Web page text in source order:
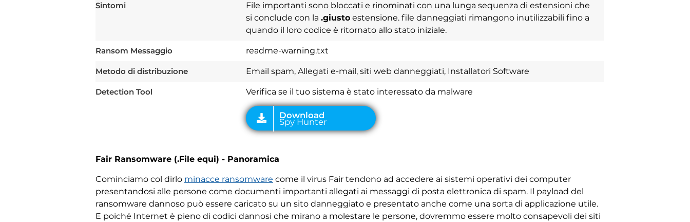
Sintomi
File importanti sono bloccati e rinominati con una lunga sequenza di estensioni che
si conclude con la .giusto estensione. file danneggiati rimangono inutilizzabili fino a
quando il loro codice è ritornato allo stato iniziale.
Ransom Messaggio readme-warning.txt
Metodo di distribuzione Email spam, Allegati e-mail, siti web danneggiati, Installatori Software
Detection Tool Verifica se il tuo sistema è stato interessato da malware
Download
Spy Hunter
Fair Ransomware (.File equi) - Panoramica
Cominciamo col dirlo minacce ransomware come il virus Fair tendono ad accedere ai sistemi operativi dei computer
presentandosi alle persone come documenti importanti allegati ai messaggi di posta elettronica di spam. Il payload del
ransomware dannoso può essere caricato su un sito danneggiato e presentato anche come una sorta di applicazione utile.
E poiché Internet è pieno di codici dannosi che mirano a molestare le persone, dovremmo essere molto consapevoli dei siti